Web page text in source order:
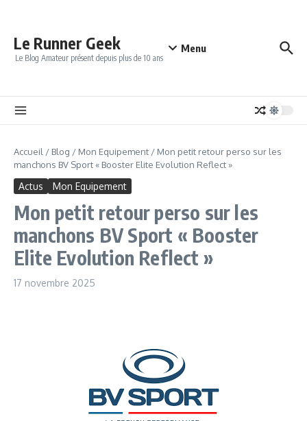
Le Runner Geek
Le Blog Amateur présent depuis plus de 10 ans
Menu
Accueil / Blog / Mon Equipement / Mon petit retour perso sur les
manchons BV Sport « Booster Elite Evolution Reflect »
Actus Mon Equipement
Mon petit retour perso sur les
manchons BV Sport « Booster
Elite Evolution Reflect »
17 novembre 2025